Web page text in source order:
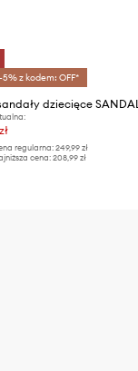
z kodem: OFF*
regularna: 249,99 zł
cena: 208,99 zł